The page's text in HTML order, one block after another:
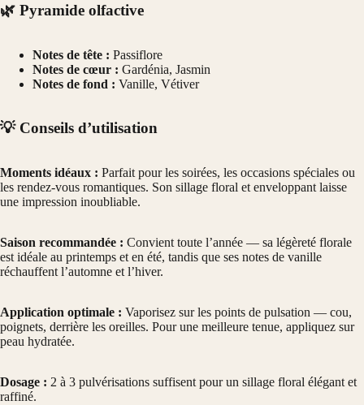
🌿 Pyramide olfactive
Notes de tête : Passiflore
Notes de cœur : Gardénia, Jasmin
Notes de fond : Vanille, Vétiver
💡 Conseils d’utilisation
Moments idéaux : Parfait pour les soirées, les occasions spéciales ou
les rendez-vous romantiques. Son sillage floral et enveloppant laisse
une impression inoubliable.
Saison recommandée : Convient toute l’année — sa légèreté florale
est idéale au printemps et en été, tandis que ses notes de vanille
réchauffent l’automne et l’hiver.
Application optimale : Vaporisez sur les points de pulsation — cou,
poignets, derrière les oreilles. Pour une meilleure tenue, appliquez sur
peau hydratée.
Dosage : 2 à 3 pulvérisations suffisent pour un sillage floral élégant et
raffiné.